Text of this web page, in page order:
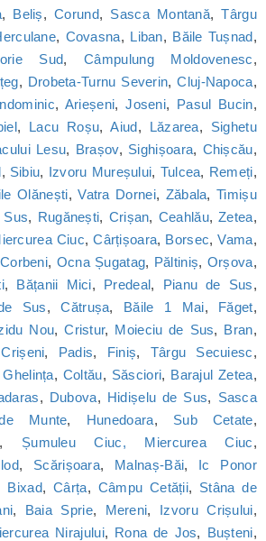
, Beliș,Corund, Sasca Montană,Târgu
, Covasna, Liban, Băile Tușnad,
Sud,Câmpulung Moldovenesc,
, Drobeta-Turnu Severin,Cluj-Napoca,
, Arieșeni,Joseni, Pasul Bucin,
, Lacu Roșu,Aiud, Lăzarea, Sighetu
Lesu, Brașov, Sighișoara, Chișcău,
, Sibiu, Izvoru Mureșului, Tulcea, Remeți,
Olănești,Vatra Dornei, Zăbala,Timișu
Sus, Rugănești, Crișan, Ceahlău,Zetea,
Ciuc,Cârțișoara, Borsec,Vama,
Corbeni, Ocna Șugatag, Păltiniș, Orșova,
, Bățanii Mici, Predeal, Pianu de Sus,
Sus,Cătrușa, Băile 1 Mai, Făget,
Nou,Cristur, Moieciu de Sus, Bran,
Crișeni, Padis, Finiș, Târgu Secuiesc,
Ghelința, Coltău, Săsciori, Barajul Zetea,
, Dubova, Hidișelu de Sus, Sasca
Munte, Hunedoara, Sub Cetate,
, Șumuleu Ciuc, Miercurea Ciuc,
, Scărișoara, Malnaș-Băi, Ic Ponor
Bixad,Cârța, Câmpu Cetății, Stâna de
, Baia Sprie, Mereni, Izvoru Crișului,
Nirajului, Rona de Jos, Bușteni,